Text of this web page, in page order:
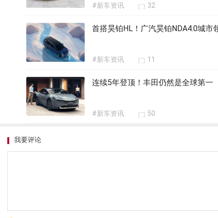
#新车资讯 32
首搭昊铂HL！广汽昊铂NDA4.0城市
#新车资讯 11
连续5年登顶！丰田仍然是全球第一
#新车资讯 50
我要评论